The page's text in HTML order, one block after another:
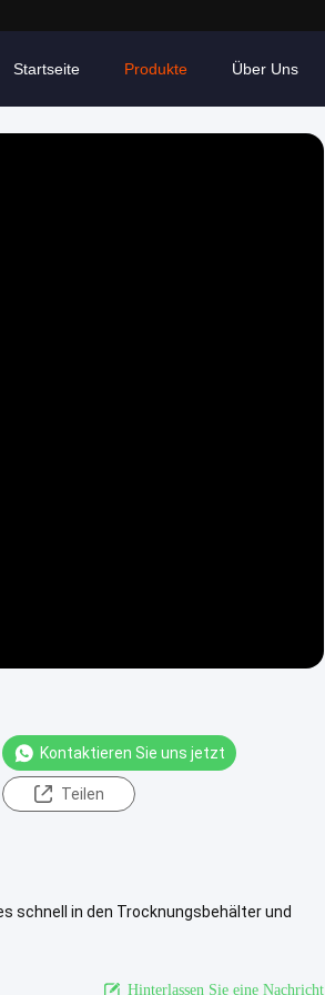
Startseite Produkte Über Uns
Kontaktieren Sie uns jetzt
Teilen
schnell in den Trocknungsbehälter und
Hinterlassen Sie eine Nachricht